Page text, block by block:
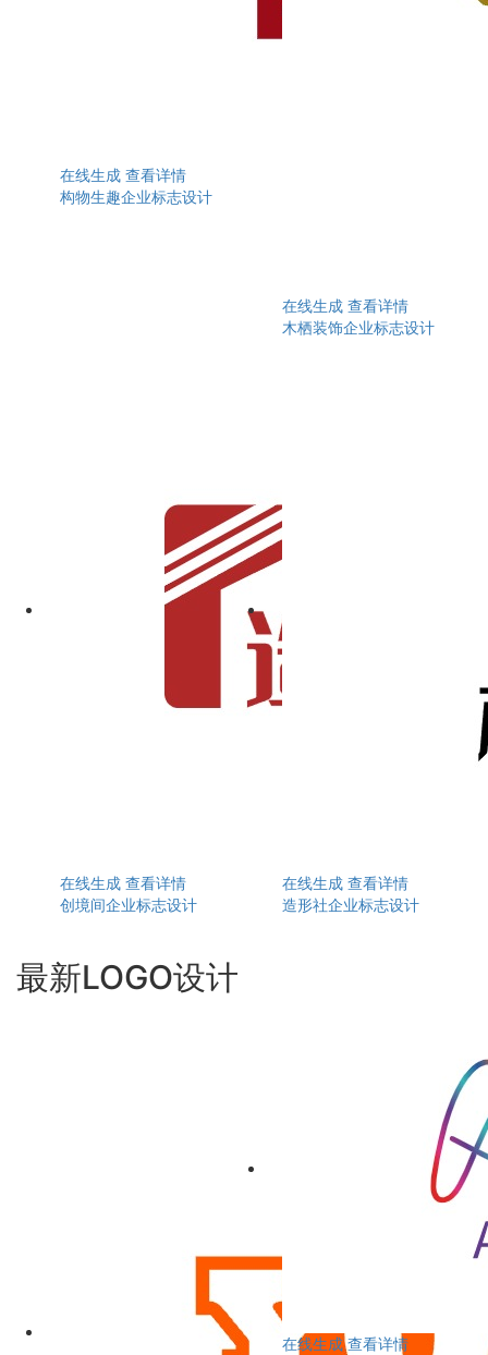
在线生成 查看详情
构物生趣企业标志设计
在线生成 查看详情
木栖装饰企业标志设计
在线生成 查看详情
创境间企业标志设计
在线生成 查看详情
造形社企业标志设计
最新LOGO设计
在线生成 查看详情